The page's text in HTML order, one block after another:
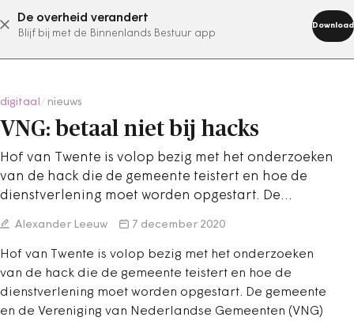
De overheid verandert
Blijf bij met de Binnenlands Bestuur app
Download
abonneer nu
digitaal nieuws
VNG: betaal niet bij hacks
Hof van Twente is volop bezig met het onderzoeken
van de hack die de gemeente teistert en hoe de
dienstverlening moet worden opgestart. De…
Alexander Leeuw 7 december 2020
Hof van Twente is volop bezig met het onderzoeken
van de hack die de gemeente teistert en hoe de
dienstverlening moet worden opgestart. De gemeente
en de Vereniging van Nederlandse Gemeenten (VNG)